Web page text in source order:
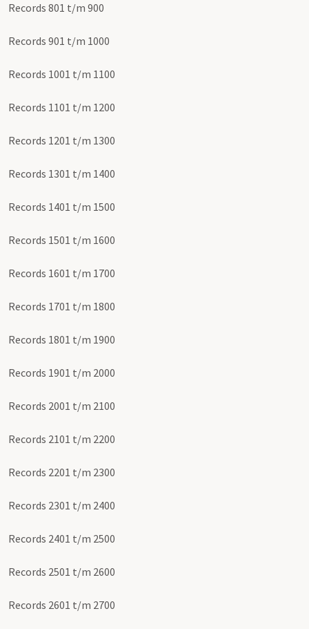
Records 801 t/m 900
Records 901 t/m 1000
Records 1001 t/m 1100
Records 1101 t/m 1200
Records 1201 t/m 1300
Records 1301 t/m 1400
Records 1401 t/m 1500
Records 1501 t/m 1600
Records 1601 t/m 1700
Records 1701 t/m 1800
Records 1801 t/m 1900
Records 1901 t/m 2000
Records 2001 t/m 2100
Records 2101 t/m 2200
Records 2201 t/m 2300
Records 2301 t/m 2400
Records 2401 t/m 2500
Records 2501 t/m 2600
Records 2601 t/m 2700